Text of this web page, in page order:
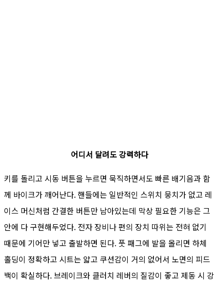
어디서 달려도 강력하다
키를 돌리고 시동 버튼을 누르면 묵직하면서도 빠른 배기음과 함
께 바이크가 깨어난다. 핸들에는 일반적인 스위치 뭉치가 없고 레
이스 머신처럼 간결한 버튼만 남아있는데 막상 필요한 기능은 그
안에 다 구현해두었다. 전자 장비나 편의 장치 따위는 전혀 없기
때문에 기어만 넣고 출발하면 된다. 풋 패그에 발을 올리면 하체
홀딩이 정확하고 시트는 얇고 쿠션감이 거의 없어서 노면의 피드
백이 확실하다. 브레이크와 클러치 레버의 질감이 좋고 제동 시 강